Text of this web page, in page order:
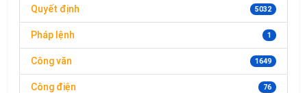
Quyết định 5032
Pháp lệnh 1
Công văn 1649
Công điện 76